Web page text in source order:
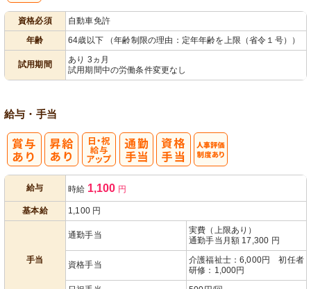
資格必須
自動車免許
年齢
64歳以下 （年齢制限の理由：定年年齢を上限（省令１号））
試用期間
あり 3ヵ月
試用期間中の労働条件変更なし
給与・手当
給与 時給 1,100 円
基本給 1,100円
手当
通勤手当
実費（上限あり）
通勤手当月額 17,300 円
資格手当
介護福祉士：6,000円 初任者
研修：1,000円